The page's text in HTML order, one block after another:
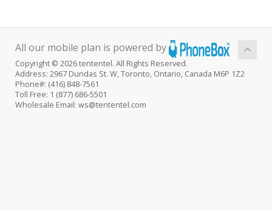
All our mobile plan is powered by
Copyright © 2026 tententel. All Rights Reserved.
Address: 2967 Dundas St. W, Toronto, Ontario, Canada M6P 1Z2
Phone#: (416) 848-7561
Toll Free: 1 (877) 686-5501
Wholesale Email: ws@tententel.com